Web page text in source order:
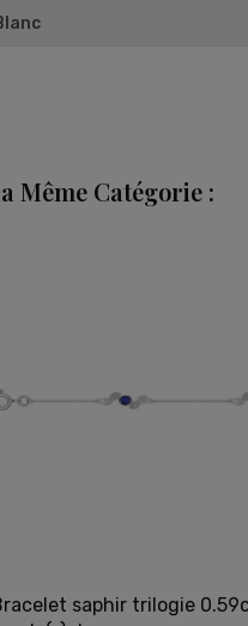
Même Catégorie :
saphir trilogie 0.59c